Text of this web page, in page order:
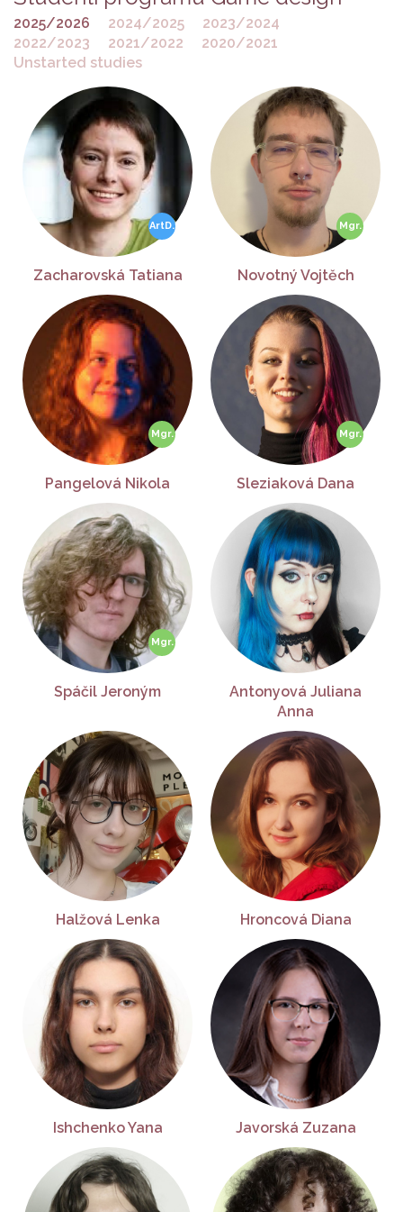
2025/2026 2024/2025
2023/2024
2022/2023
2021/2022
2020/2021
Unstarted studies
Zacharovská Tatiana Novotný Vojtěch
Pangelová Nikola Sleziaková Dana
Spáčil Jeroným
Antonyová Juliana
Anna
Halžová Lenka Hroncová Diana
Ishchenko Yana Javorská Zuzana